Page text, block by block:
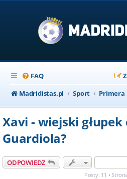
FAQ
Madridistas.pl
Sport Primera
Xavi - wiejski
Guardiola?
ODPOWIEDZ
Posty: 11 • Strona